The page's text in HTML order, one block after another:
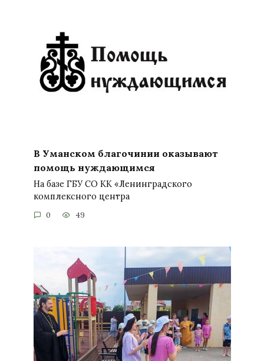
В Уманском благочинии оказывают
помощь нуждающимся
На базе ГБУ СО КК «Ленинградского
комплексного центра
0 49